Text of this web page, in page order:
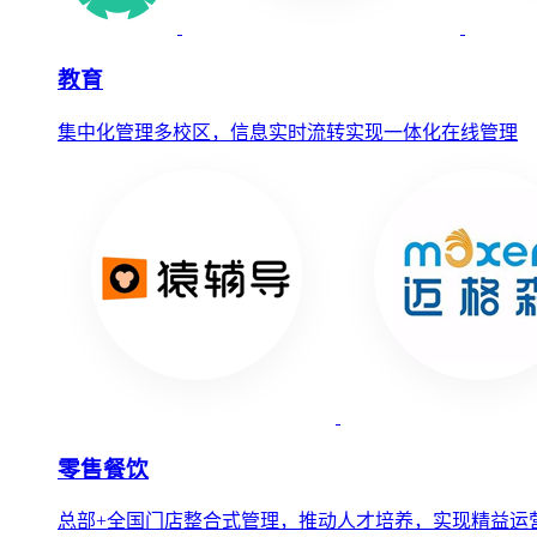
教育
集中化管理多校区，信息实时流转实现一体化在线管理
零售餐饮
总部+全国门店整合式管理，推动人才培养，实现精益运